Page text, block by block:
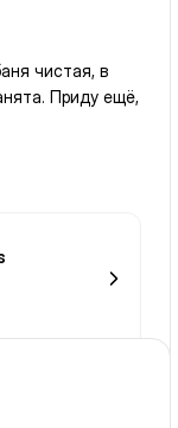
чистая, в
Приду ещё,